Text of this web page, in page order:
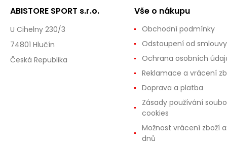
ABISTORE SPORT s.r.o.
U Cihelny 230/3
74801 Hlučín
Česká Republika
Vše o nákupu
Obchodní podmínky
Odstoupení od smlouvy
Ochrana osobních
Reklamace a vrácení
Doprava a platba
Zásady používání
cookies
Možnost vrácení zboží
dnů